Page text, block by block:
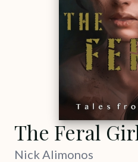
The Feral
Nick Alimonos